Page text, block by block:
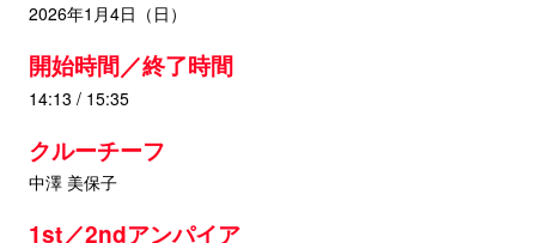
2026年1月4日（日）
開始時間／終了時間
14:13 / 15:35
クルーチーフ
中澤 美保子
1st／2ndアンパイア